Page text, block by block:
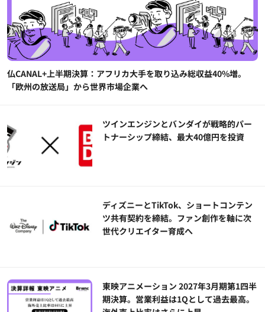
仏CANAL+上半期決算：アフリカ大手を取り込み総収益40%増。
「欧州の放送局」から世界市場企業へ
ツインエンジンとバンダイが戦略的パー
トナーシップ締結、最大40億円を投資
ディズニーとTikTok、ショートコンテン
ツ共有契約を締結。ファン創作を軸に次
世代クリエイター育成へ
東映アニメーション 2027年3月期第1四半
期決算。営業利益は1Qとして過去最高。